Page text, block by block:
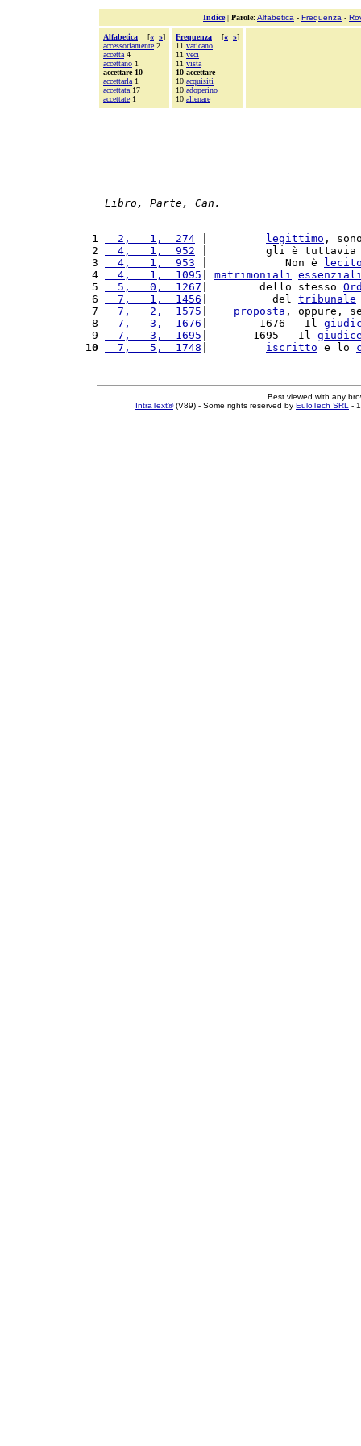
Indice| Parole: Alfabetica - Frequenza -
Alfabetica [« »]
accessoriamente 2
accetta 4
accettano 1
accettare 10
accettarla 1
accettata 17
accettate 1
Frequenza [« »]
11 vaticano
11 veci
11 vista
10 accettare
10 acquisiti
10 adoperino
10 alienare
Libro, Parte, Can.
1
  2,   1,  274
legittimo ,
2
  4,   1,  952
|         gli è
3
  4,   1,  953
|            Non è
4
  4,   1,  1095
matrimoniali
5
  5,   0,  1267
|        dello stesso
6
  7,   1,  1456
|          del tribunale
7
  7,   2,  1575
proposta , oppure,
8
  7,   3,  1676
|        1676 - Il
9
  7,   3,  1695
|       1695 - Il
10
  7,   5,  1748
iscritto e lo
Best viewed with any
IntraText®(V89) - Some rights reserved by EuloTech SRL -